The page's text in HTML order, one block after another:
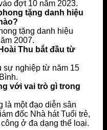
đợt 10 năm 2023.
tặng danh hiệu
tặng danh hiệu
2007.
Thu bắt đầu từ
sự nghiệp từ năm 15
với vai trò gì trong
là một đạo diễn sân
đốc Nhà hát Tuổi trẻ,
ở đa dạng thể loại.